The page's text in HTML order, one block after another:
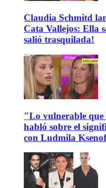
Claudia Schmitd
Cata Vallejos: Ella
salió trasquilada!
"Lo vulnerable
habló sobre el
con Ludmila